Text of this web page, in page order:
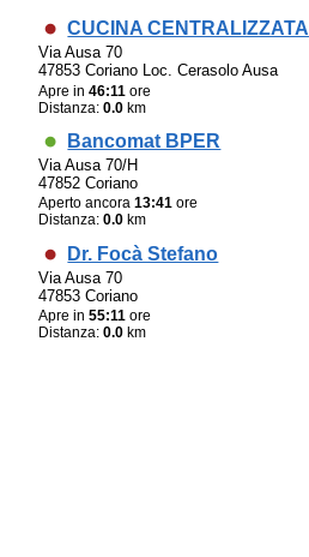
CUCINA CENTRALIZZATA
Via Ausa 70
47853 Coriano Loc. Cerasolo Ausa
Apre in46:11 ore
Distanza:0.0 km
Bancomat BPER
Via Ausa 70/H
47852 Coriano
Aperto ancora13:41 ore
Distanza:0.0 km
Dr. Focà Stefano
Via Ausa 70
47853 Coriano
Apre in55:11 ore
Distanza:0.0 km